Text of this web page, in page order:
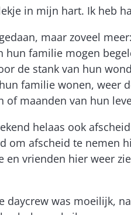
in mijn hart. Ik heb
maar zoveel
hun familie mogen
de stank van hun
familie wonen, weer
of maanden van hun
helaas ook
om afscheid te nemen
vrienden hier weer
daycrew was moeilijk,